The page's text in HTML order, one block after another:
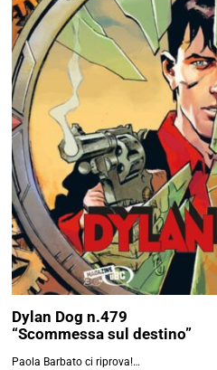
Dylan Dog n.479
“Scommessa sul destino”
Paola Barbato ci riprova!…